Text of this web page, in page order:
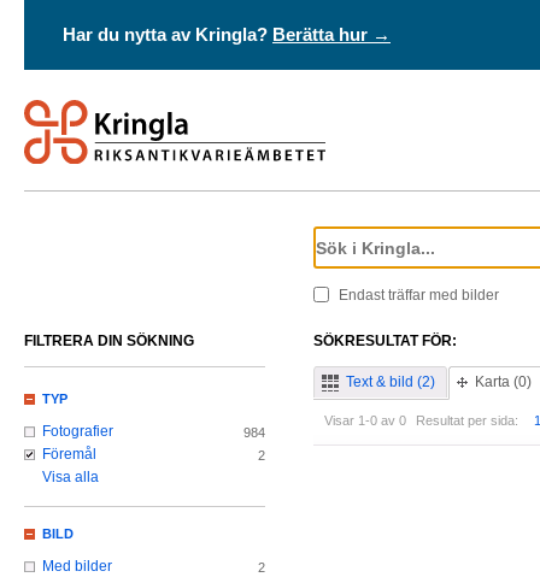
Har du nytta av Kringla? Berätta hur →
Endast träffar med bilder
SÖKRESULTAT FÖR:
Text & bild (2) Karta (0)
Visar 1-0 av 0 Resultat per sida:
FILTRERA DIN SÖKNING
TYP
Fotografier 984
Föremål 2
Visa alla
BILD
Med bilder 2